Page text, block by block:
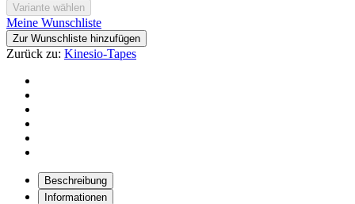
Meine Wunschliste
Zur Wunschliste hinzufügen
Zurück zu: Kinesio-Tapes
Beschreibung
Informationen